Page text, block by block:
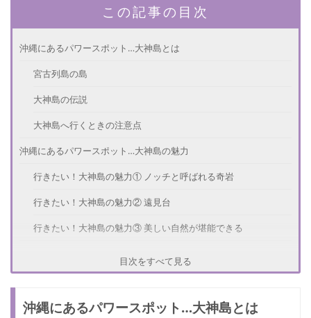
この記事の目次
沖縄にあるパワースポット…大神島とは
宮古列島の島
大神島の伝説
大神島へ行くときの注意点
沖縄にあるパワースポット…大神島の魅力
行きたい！大神島の魅力① ノッチと呼ばれる奇岩
行きたい！大神島の魅力② 遠見台
行きたい！大神島の魅力③ 美しい自然が堪能できる
さいごに
目次をすべて見る
沖縄にあるパワースポット…大神島とは